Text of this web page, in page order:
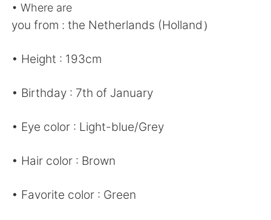
Français Deutsch
日本語
Русский ไทย
• Where are
you from : the Netherlands (Holland）
• Height : 193cm
• Birthday : 7th of January
• Eye color : Light-blue/Grey
• Hair color : Brown
• Favorite color : Green